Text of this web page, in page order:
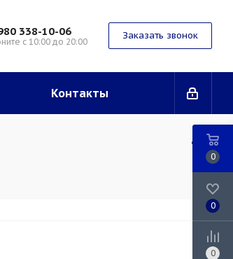
338-10-06
с 10:00 до 20:00
Заказать звонок
Контакты
0
0
0